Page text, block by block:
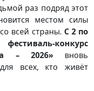
раз подряд этот
местом силы
всей страны. С 2 по
конкурс
– 2026» вновь
всех, кто живёт